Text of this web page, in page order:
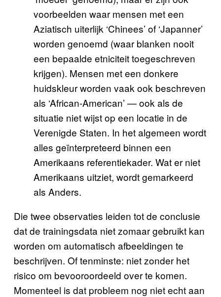
voorbeelden waar mensen met een
Aziatisch uiterlijk ‘Chinees’ of ‘Japanner’
worden genoemd (waar blanken nooit
een bepaalde etniciteit toegeschreven
krijgen). Mensen met een donkere
huidskleur worden vaak ook beschreven
als ‘African-American’ — ook als de
situatie niet wijst op een locatie in de
Verenigde Staten. In het algemeen wordt
alles geïnterpreteerd binnen een
Amerikaans referentiekader. Wat er niet
Amerikaans uitziet, wordt gemarkeerd
als Anders.
Die twee observaties leiden tot de conclusie
dat de trainingsdata niet zomaar gebruikt kan
worden om automatisch afbeeldingen te
beschrijven. Of tenminste: niet zonder het
risico om bevooroordeeld over te komen.
Momenteel is dat probleem nog niet echt aan